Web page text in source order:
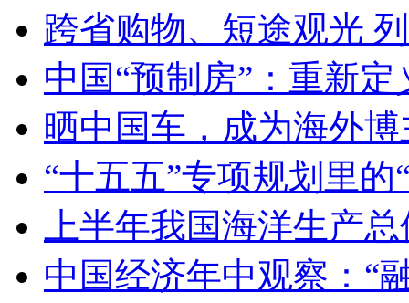
跨省购物、短途观光
中国“预制房”：重新
晒中国车，成为海外博
“十五五”专项规划里的
上半年我国海洋生产
中国经济年中观察：“